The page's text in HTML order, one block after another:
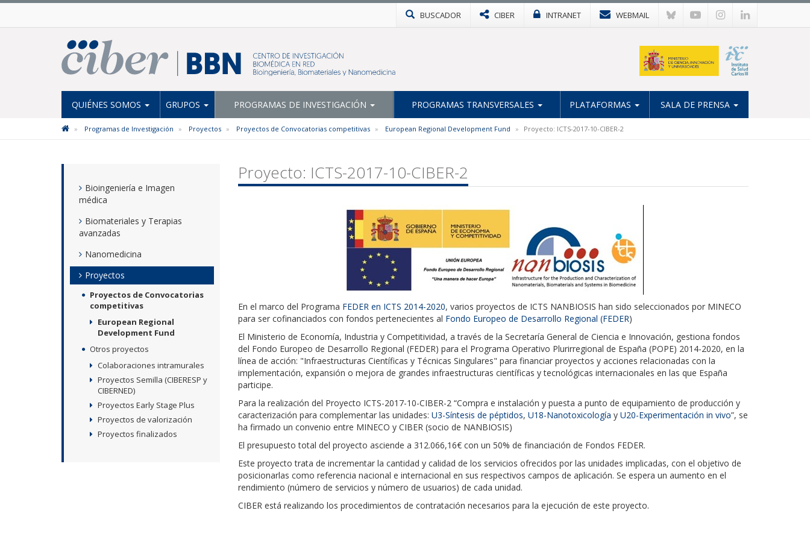
BUSCADOR CIBER INTRANET WEBMAIL
QUIÉNES SOMOS GRUPOS PROGRAMAS DE INVESTIGACIÓN PROGRAMAS TRANSVERSALES PLATAFORMAS SALA DE PRENSA
Programas de Investigación Proyectos Proyectos de Convocatorias competitivas European Regional Development Fund Proyecto: ICTS-2017-10-CIBER-2
Proyecto: ICTS-2017-10-CIBER-2
En el marco del Programa FEDER en ICTS 2014-2020, varios proyectos de ICTS NANBIOSIS han sido seleccionados por MINECO
para ser cofinanciados con fondos pertenecientes al Fondo Europeo de Desarrollo Regional (FEDER)
El Ministerio de Economía, Industria y Competitividad, a través de la Secretaría General de Ciencia e Innovación, gestiona fondos
del Fondo Europeo de Desarrollo Regional (FEDER) para el Programa Operativo Plurirregional de España (POPE) 2014-2020, en la
línea de acción: "Infraestructuras Científicas y Técnicas Singulares" para financiar proyectos y acciones relacionadas con la
implementación, expansión o mejora de grandes infraestructuras científicas y tecnológicas internacionales en las que España
participe.
Para la realización del Proyecto ICTS-2017-10-CIBER-2 “Compra e instalación y puesta a punto de equipamiento de producción y
caracterización para complementar las unidades: U3-Síntesis de péptidos, U18-Nanotoxicología y U20-Experimentación in vivo”, se
ha firmado un convenio entre MINECO y CIBER (socio de NANBIOSIS)
El presupuesto total del proyecto asciende a 312.066,16€ con un 50% de financiación de Fondos FEDER.
Este proyecto trata de incrementar la cantidad y calidad de los servicios ofrecidos por las unidades implicadas, con el objetivo de
posicionarlas como referencia nacional e internacional en sus respectivos campos de aplicación. Se espera un aumento en el
rendimiento (número de servicios y número de usuarios) de cada unidad.
CIBER está realizando los procedimientos de contratación necesarios para la ejecución de este proyecto.
Bioingeniería e Imagen
médica
Biomateriales y Terapias
avanzadas
Nanomedicina
Proyectos
Proyectos de Convocatorias
competitivas
European Regional
Development Fund
Otros proyectos
Colaboraciones intramurales
Proyectos Semilla (CIBERESP y
CIBERNED)
Proyectos Early Stage Plus
Proyectos de valorización
Proyectos finalizados